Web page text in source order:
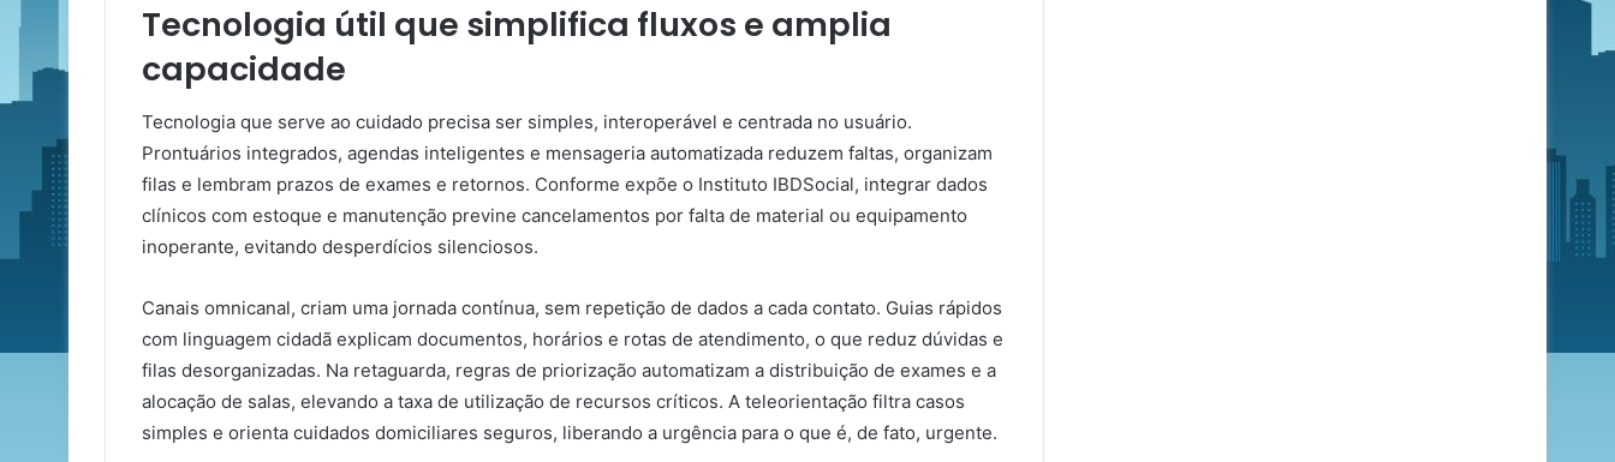
Tecnologia útil que simplifica fluxos e amplia
capacidade
Tecnologia que serve ao cuidado precisa ser simples, interoperável e centrada no usuário.
Prontuários integrados, agendas inteligentes e mensageria automatizada reduzem faltas, organizam
filas e lembram prazos de exames e retornos. Conforme expõe o Instituto IBDSocial, integrar dados
clínicos com estoque e manutenção previne cancelamentos por falta de material ou equipamento
inoperante, evitando desperdícios silenciosos.
Canais omnicanal, criam uma jornada contínua, sem repetição de dados a cada contato. Guias rápidos
com linguagem cidadã explicam documentos, horários e rotas de atendimento, o que reduz dúvidas e
filas desorganizadas. Na retaguarda, regras de priorização automatizam a distribuição de exames e a
alocação de salas, elevando a taxa de utilização de recursos críticos. A teleorientação filtra casos
simples e orienta cuidados domiciliares seguros, liberando a urgência para o que é, de fato, urgente.